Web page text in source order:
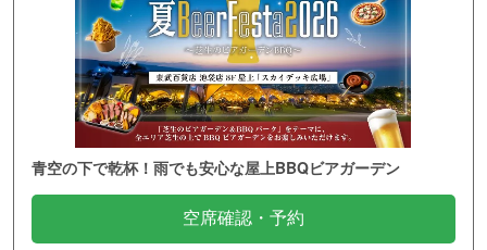
青空の下で乾杯！雨でも安心な屋上BBQビアガーデン
空席確認・予約